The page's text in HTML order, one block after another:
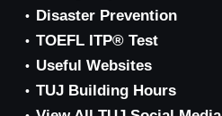
Disaster Prevention
TOEFL ITP® Test
Useful Websites
TUJ Building Hours